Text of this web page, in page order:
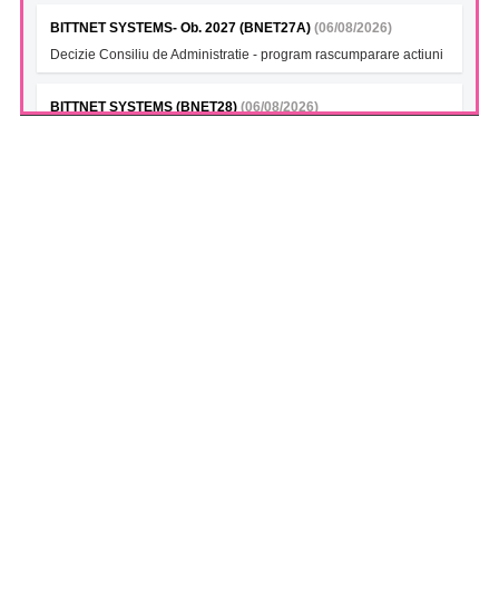
BITTNET SYSTEMS- Ob. 2027 (BNET27A) (06/08/2026)
Decizie Consiliu de Administratie - program rascumparare actiuni
BITTNET SYSTEMS (BNET28) (06/08/2026)